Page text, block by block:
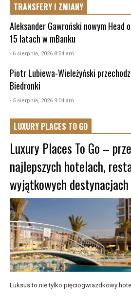
TRANSFERY I ZMIANY
Aleksander Gawroński nowym Head
15 latach w mBanku
- 6 sierpnia, 2026 8:54 am
Piotr Lubiewa-Wieleżyński
Biedronki
- 5 sierpnia, 2026 9:04 am
LUXURY PLACES TO GO
Luxury Places To Go –
najlepszych hotelach,
wyjątkowych destynacjach
Luksus to nie tylko pięciogwiazdkowy hotel